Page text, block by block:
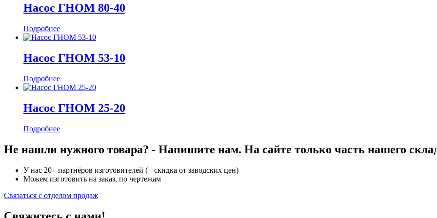
Насос ГНОМ 80-40
Подробнее
Насос ГНОМ 53-10
Подробнее
Насос ГНОМ 25-20
Подробнее
Не нашли нужного товара? - Напишите нам. На сайте только часть нашего
У нас 20+ партнёров изготовителей (+ скидка от заводских цен)
Можем изготовить на заказ, по чертежам
Связаться с отделом продаж